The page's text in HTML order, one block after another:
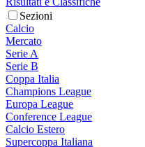
Sezioni
Calcio
Mercato
Serie A
Serie B
Coppa Italia
Champions League
Europa League
Conference League
Calcio Estero
Supercoppa Italiana